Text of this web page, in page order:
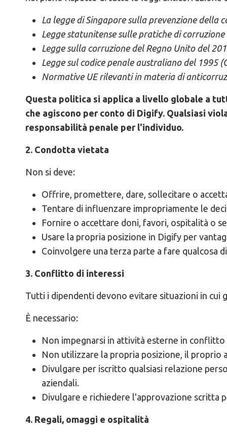
La legge di Singapore sulla prevenzione della
Legge statunitense sulle pratiche di corruzione
Legge sulla corruzione del Regno Unito del
Legge sul codice penale australiano del 1995
Normative UE rilevanti in materia di
Questa politica si applica a livello globale a
che agiscono per conto di Digify. Qualsiasi
responsabilità penale per l'individuo.
2. Condotta vietata
Non si deve:
Offrire, promettere, dare, sollecitare o
Tentare di influenzare impropriamente le
Fornire o accettare doni, favori, ospitalità o
Usare la propria posizione in Digify per
Coinvolgere una terza parte a fare qualcosa
3. Conflitto di interessi
Tutti i dipendenti devono evitare situazioni in cui
È necessario:
Non impegnarsi in attività esterne in
Non utilizzare la propria posizione, il proprio
Divulgare per iscritto qualsiasi relazione
aziendali.
Divulgare e richiedere l'approvazione scritta
4. Regali, omaggi e ospitalità